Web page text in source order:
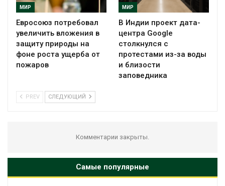
МИР
Евросоюз потребовал
увеличить вложения в
защиту природы на
фоне роста ущерба от
пожаров
МИР
В Индии проект дата-
центра Google
столкнулся с
протестами из-за воды
и близости
заповедника
PREV СЛЕДУЮЩИЙ
Комментарии закрыты.
Самые популярные